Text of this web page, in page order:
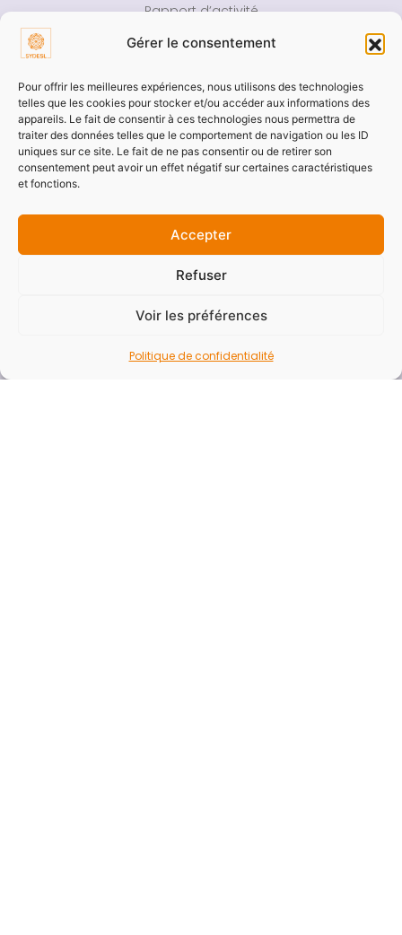
Gérer le consentement
Pour offrir les meilleures expériences, nous utilisons des technologies
telles que les cookies pour stocker et/ou accéder aux informations des
appareils. Le fait de consentir à ces technologies nous permettra de
traiter des données telles que le comportement de navigation ou les ID
uniques sur ce site. Le fait de ne pas consentir ou de retirer son
consentement peut avoir un effet négatif sur certaines caractéristiques
et fonctions.
Accepter
Refuser
Voir les préférences
Politique de confidentialité
Rapport d’activité
Presse
Aide
Accessibilité
Mentions légales
Plan du site
Newsletter
Vous souhaitez recevoir la newsletter du SYDESL